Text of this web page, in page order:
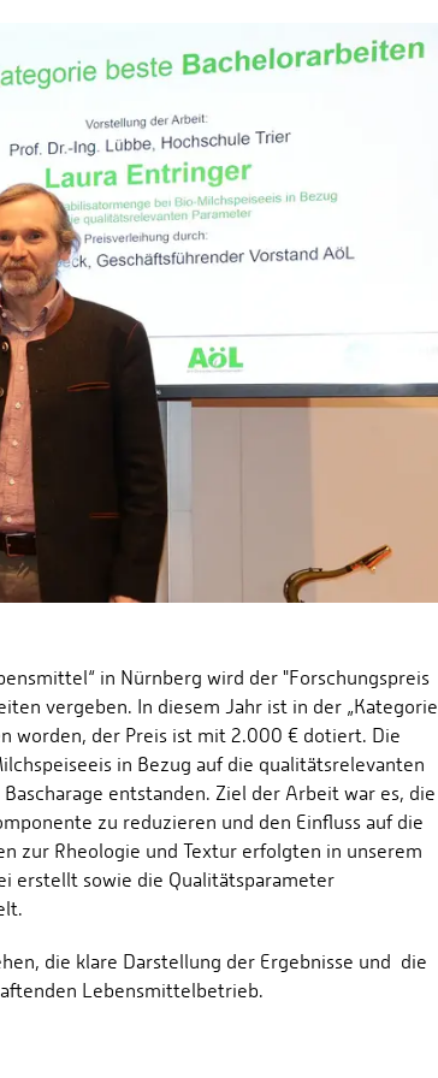
in Nürnberg wird der "Forschungspreis
vergeben. In diesem Jahr ist in der „Kategorie
worden, der Preis ist mit 2.000 € dotiert. Die
in Bezug auf die qualitätsrelevanten
entstanden. Ziel der Arbeit war es, die
zu reduzieren und den Einfluss auf die
zur Rheologie und Textur erfolgten in unserem
erstellt sowie die Qualitätsparameter
die klare Darstellung der Ergebnisse und die
Lebensmittelbetrieb.